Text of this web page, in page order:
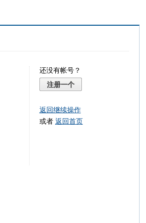
还没有帐号？
注册一个
返回继续操作
或者 返回首页